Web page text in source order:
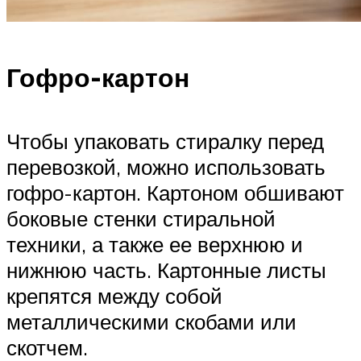
Гофро-картон
Чтобы упаковать стиралку перед
перевозкой, можно использовать
гофро-картон. Картоном обшивают
боковые стенки стиральной
техники, а также ее верхнюю и
нижнюю часть. Картонные листы
крепятся между собой
металлическими скобами или
скотчем.